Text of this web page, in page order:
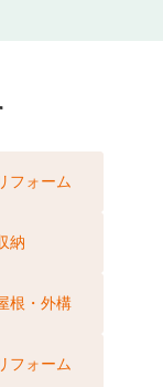
フォーム
納
根・外構
フォーム